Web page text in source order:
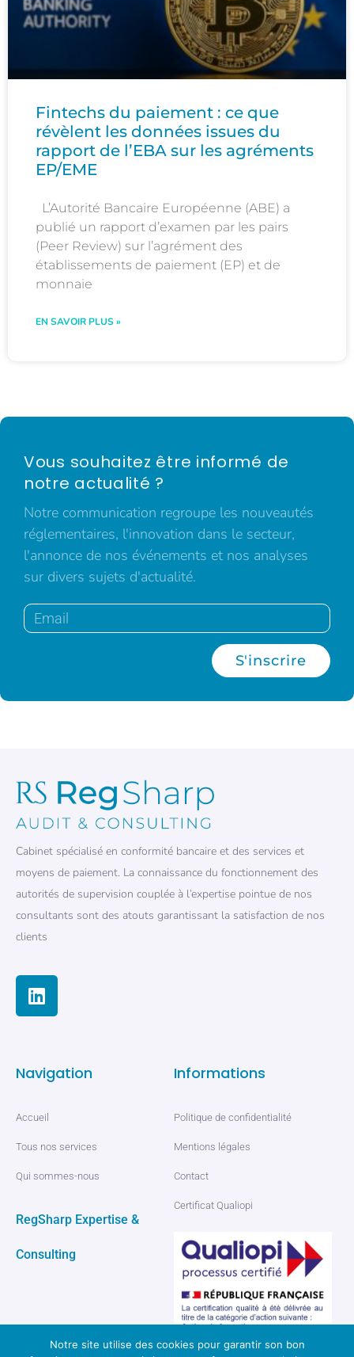
Fintechs du paiement : ce que
révèlent les données issues du
rapport de l’EBA sur les agréments
EP/EME
L’Autorité Bancaire Européenne (ABE) a
publié un rapport d’examen par les pairs
(Peer Review) sur l’agrément des
établissements de paiement (EP) et de
monnaie
EN SAVOIR PLUS »
Vous souhaitez être informé de
notre actualité ?
Notre communication regroupe les nouveautés
réglementaires, l'innovation dans le secteur,
l'annonce de nos événements et nos analyses
sur divers sujets d'actualité.
S'inscrire
Cabinet spécialisé en conformité bancaire et des services et
moyens de paiement. La connaissance du fonctionnement des
autorités de supervision couplée à l’expertise pointue de nos
consultants sont des atouts garantissant la satisfaction de nos
clients
Navigation
Accueil
Tous nos services
Qui sommes-nous
RegSharp Expertise &
Consulting
Informations
Politique de confidentialité
Mentions légales
Contact
Certificat Qualiopi
Notre site utilise des cookies pour garantir son bon